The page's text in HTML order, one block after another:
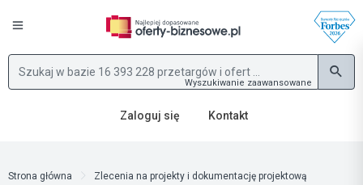
Wyszukiwanie zaawansowane
Zaloguj się Kontakt
Strona główna
Zlecenia na projekty i dokumentację projektową